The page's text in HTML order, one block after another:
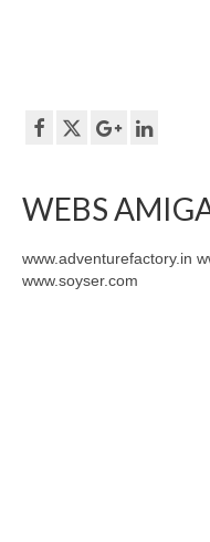
WEBS
www.adventurefactory.in
www.soyser.com